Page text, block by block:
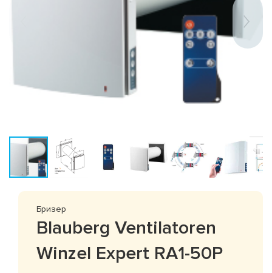
Бризер
Blauberg Ventilatoren
Winzel Expert RA1-50P